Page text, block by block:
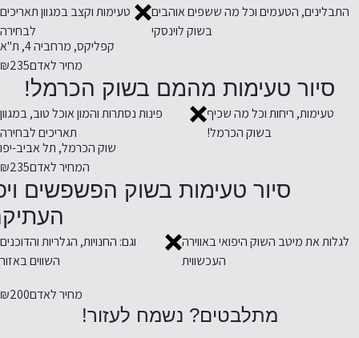
התבלינים, הטעמים וכל מה ששפים אוהבים
בשוק לוינסקי
טעימות וקצב במגוון תאריכים
לבחירה
קפליקס, מרחביה 4, ת"א
מחיר לאדם₪235
סיור טעימות מהמם בשוק הכרמל!
טעימות, ריחות וכל מה שכיף
בשוק הכרמל!
פינות נסתרות והמון אוכל טוב, במגוון
תאריכים לבחירה
שוק הכרמל, תל אביב-יפו
המחיר לאדם₪235
סיור טעימות בשוק הפשפשים
לגלות את מיטב השוק היפואי באווירה
העכשווית
וגם: החנויות, הגלריות והדוכנים
השווים באזור
מחיר לאדם₪200
מתלבטים? נשמח לעזור!